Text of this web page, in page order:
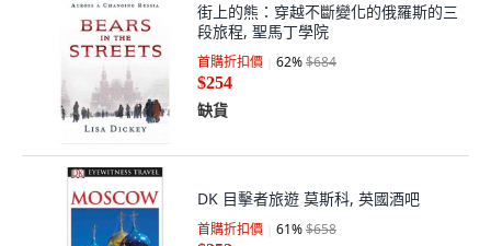
街上的熊：穿越不斷變化的俄羅斯的三
段旅程, 聖馬丁學院
首購折扣價 62%$684
$254
缺貨
DK 目擊者旅遊 莫斯科, 英國酒吧
首購折扣價 61%$658